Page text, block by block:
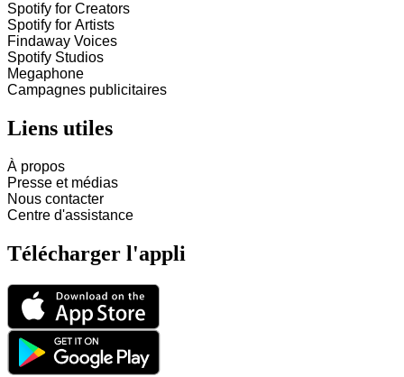
Spotify for Creators
Spotify for Artists
Findaway Voices
Spotify Studios
Megaphone
Campagnes publicitaires
Liens utiles
À propos
Presse et médias
Nous contacter
Centre d'assistance
Télécharger l'appli